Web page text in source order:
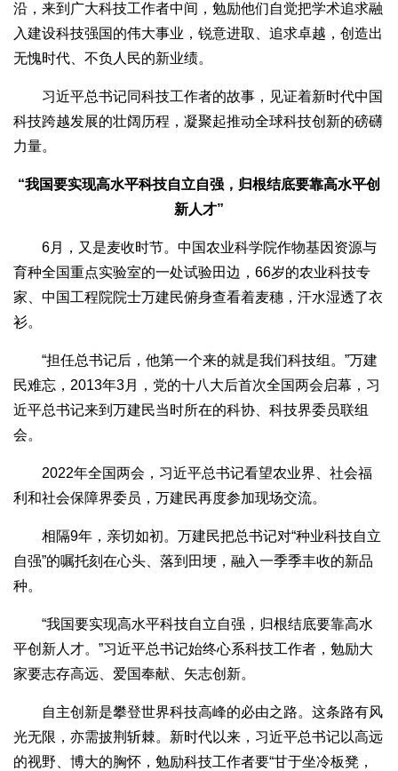
沿，来到广大科技工作者中间，勉励他们自觉把学术追求融
入建设科技强国的伟大事业，锐意进取、追求卓越，创造出
无愧时代、不负人民的新业绩。
习近平总书记同科技工作者的故事，见证着新时代中国
科技跨越发展的壮阔历程，凝聚起推动全球科技创新的磅礴
力量。
“我国要实现高水平科技自立自强，归根结底要靠高水平创
新人才”
6月，又是麦收时节。中国农业科学院作物基因资源与
育种全国重点实验室的一处试验田边，66岁的农业科技专
家、中国工程院院士万建民俯身查看着麦穗，汗水湿透了衣
衫。
“担任总书记后，他第一个来的就是我们科技组。”万建
民难忘，2013年3月，党的十八大后首次全国两会启幕，习
近平总书记来到万建民当时所在的科协、科技界委员联组
会。
2022年全国两会，习近平总书记看望农业界、社会福
利和社会保障界委员，万建民再度参加现场交流。
相隔9年，亲切如初。万建民把总书记对“种业科技自立
自强”的嘱托刻在心头、落到田埂，融入一季季丰收的新品
种。
“我国要实现高水平科技自立自强，归根结底要靠高水
平创新人才。”习近平总书记始终心系科技工作者，勉励大
家要志存高远、爱国奉献、矢志创新。
自主创新是攀登世界科技高峰的必由之路。这条路有风
光无限，亦需披荆斩棘。新时代以来，习近平总书记以高远
的视野、博大的胸怀，勉励科技工作者要“甘于坐冷板凳，